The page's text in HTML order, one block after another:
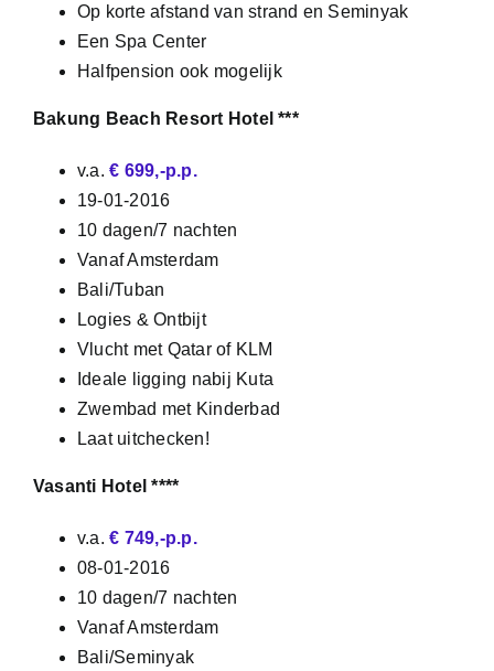
Op korte afstand van strand en Seminyak
Een Spa Center
Halfpension ook mogelijk
Bakung Beach Resort Hotel ***
v.a.€ 699,-p.p.
19-01-2016
10 dagen/7 nachten
Vanaf Amsterdam
Bali/Tuban
Logies & Ontbijt
Vlucht met Qatar of KLM
Ideale ligging nabij Kuta
Zwembad met Kinderbad
Laat uitchecken!
Vasanti Hotel ****
v.a.€ 749,-p.p.
08-01-2016
10 dagen/7 nachten
Vanaf Amsterdam
Bali/Seminyak